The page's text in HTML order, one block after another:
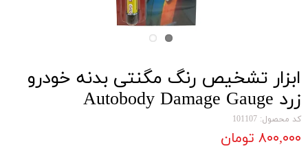
ابزار تشخیص رنگ مگنتی بدنه خودرو
زرد Autobody Damage Gauge
کد محصول: 101107
۸۰۰,۰۰۰ تومان